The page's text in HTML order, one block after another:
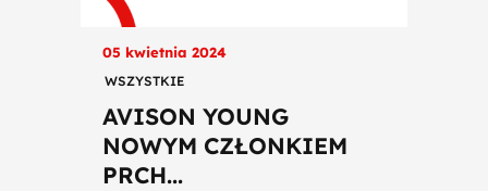
05 kwietnia 2024
WSZYSTKIE
AVISON YOUNG
NOWYM CZŁONKIEM
PRCH...